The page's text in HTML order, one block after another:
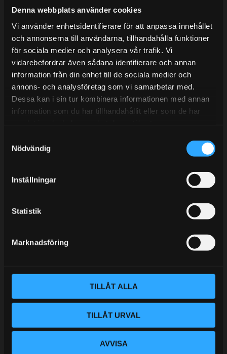
Denna webbplats använder cookies
Vi använder enhetsidentifierare för att anpassa innehållet
och annonserna till användarna, tillhandahålla funktioner
för sociala medier och analysera vår trafik. Vi
vidarebefordrar även sådana identifierare och annan
information från din enhet till de sociala medier och
annons- och analysföretag som vi samarbetar med.
Dessa kan i sin tur kombinera informationen med annan
information som du har tillhandahållit eller som de har
Nödvändig
Inställningar
Statistik
Marknadsföring
TILLÅT ALLA
TILLÅT URVAL
AVVISA
det helt stängt.
Mån-Tors: 10:30-15:00
Lunchstängt 12:00-13:00
Tel:031- 51 66 60
E-post: info@streetperformance.se
KUNSKAPSCENTER
KUNDTJÄNST